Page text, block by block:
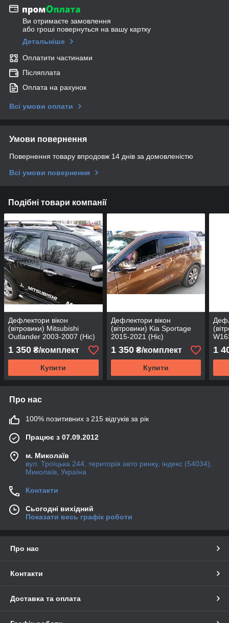
Ви отримаєте замовлення
або гроші повернуться на вашу картку
Детальніше
Оплатити частинами
Післяплата
Оплата на рахунок
Всі умови оплати
Умови повернення
Повернення товару впродовж 14 днів за домовленістю
Всі умови повернення
Подібні товари компанії
Дефлектори вікон
(вітровики) Mitsubishi
Outlander 2003-2007 (Hic)
1 350 ₴/комплект
Купити
Дефлектори вікон
(вітровики) Kia Sportage
2015-2021 (Hic)
1 350₴/комплект
Купити
1
Про нас
100% позитивних з 215 відгуків за рік
Працює з 07.09.2012
м. Миколаїв
вул. Троїцька 244, територія авто ринку, індекс (54034),
Миколаїв, Україна
Контакти
Сьогодні вихідний
Показати весь графік роботи
Про нас
Контакти
Доставка та оплата